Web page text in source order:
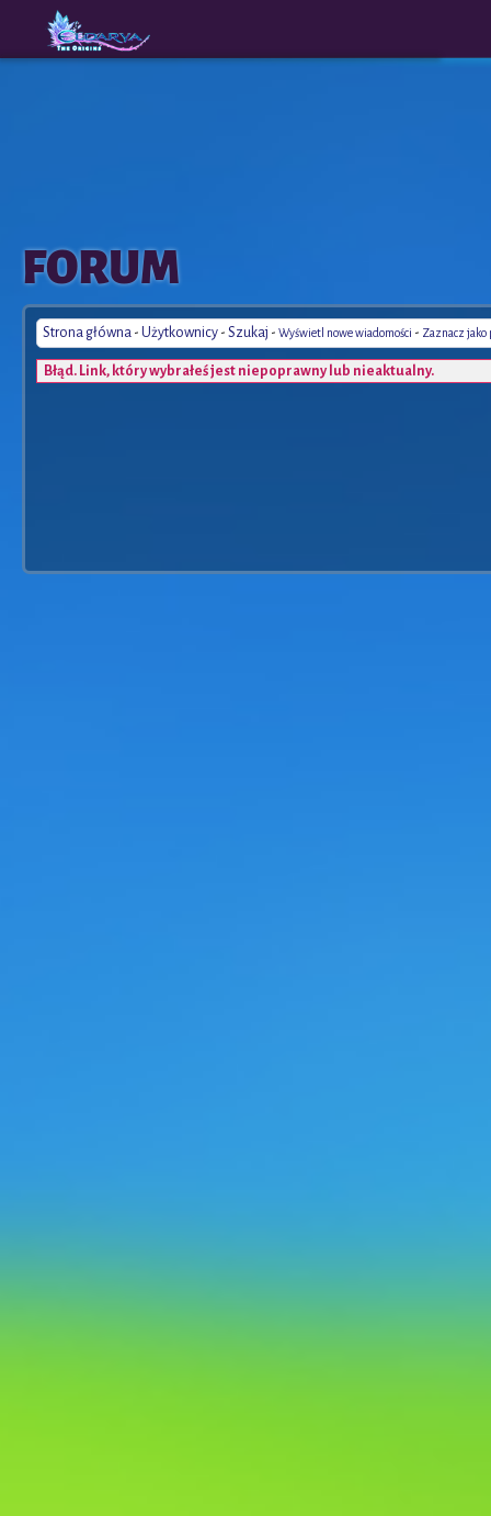
The
Origins
FORUM
Strona główna - Użytkownicy - Szukaj - Wyświetl nowe wiadomości - Zaznacz jako
Błąd. Link, który wybrałeś jest niepoprawny lub nieaktualny.